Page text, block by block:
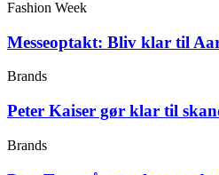
Fashion Week
Messeoptakt: Bliv klar til
Brands
Peter Kaiser gør klar til
Brands